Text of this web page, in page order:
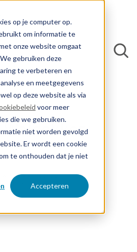
op je computer op.
om informatie te
onze website omgaat
gebruiken deze
te verbeteren en
en meetgegevens
op deze website als via
voor meer
die we gebruiken.
niet worden gevolgd
Er wordt een cookie
te onthouden dat je niet
Accepteren
Waldekker
& communicatiemanager
414 54 28